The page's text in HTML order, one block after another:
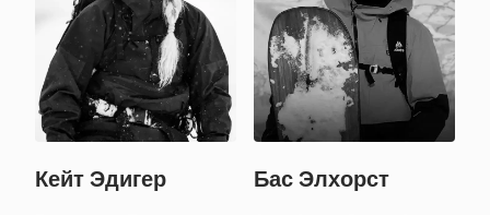
Кейт Эдигер Бас Элхорст